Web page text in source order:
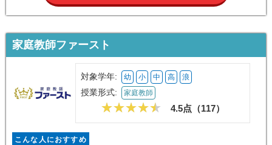
家庭教師ファースト
対象学年: 幼 小 中 高 浪
授業形式: 家庭教師
4.5点（117）
こんな人におすすめ